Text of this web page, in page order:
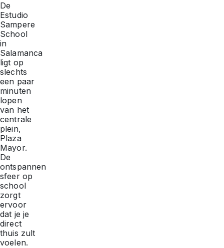
De
Estudio
Sampere
School
in
Salamanca
ligt op
slechts
een paar
minuten
lopen
van het
centrale
plein,
Plaza
Mayor.
De
ontspannen
sfeer op
school
zorgt
ervoor
dat je je
direct
thuis zult
voelen.